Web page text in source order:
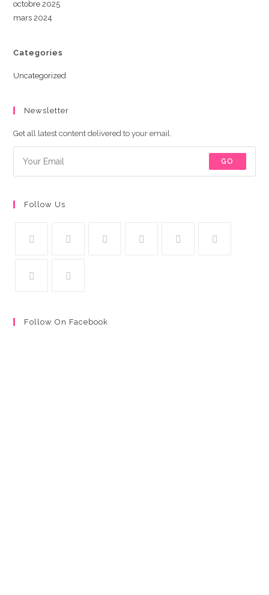
octobre 2025
mars 2024
Categories
Uncategorized
Newsletter
Get all latest content delivered to your email.
GO
Follow Us
Follow On Facebook